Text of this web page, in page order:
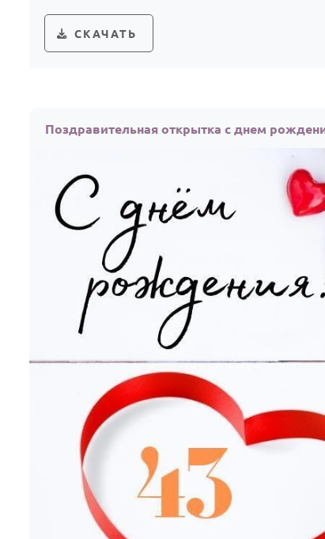
СКАЧАТЬ
Поздравительная открытка с днем